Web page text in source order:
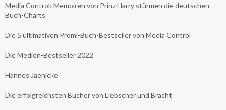
Media Control: Memoiren von Prinz Harry stürmen die deutschen
Buch-Charts
Die 5 ultimativen Promi-Buch-Bestseller von Media Control
Die Medien-Bestseller 2022
Hannes Jaenicke
Die erfolgreichsten Bücher von Liebscher und Bracht